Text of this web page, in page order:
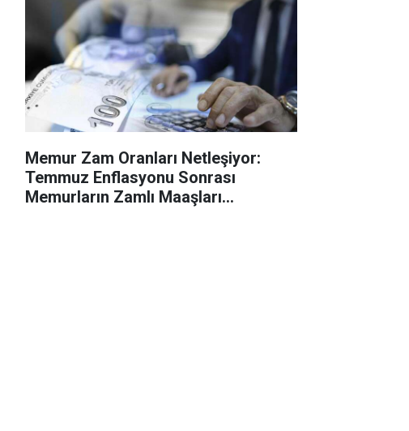
Memur Zam Oranları Netleşiyor:
Temmuz Enflasyonu Sonrası
Memurların Zamlı Maaşları